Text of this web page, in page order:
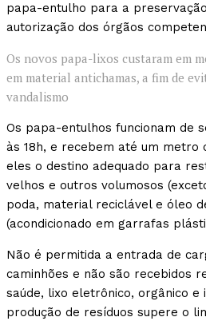
papa-entulho para a
autorização dos órgãos
Os novos papa-lixos custaram em
em material antichamas, a fim de
vandalismo
Os papa-entulhos funcionam de
às 18h, e recebem até um metro
eles o destino adequado para
velhos e outros volumosos
poda, material reciclável e óleo
(acondicionado em garrafas
Não é permitida a entrada de
caminhões e não são recebidos
saúde, lixo eletrônico, orgânico e
produção de resíduos supere o